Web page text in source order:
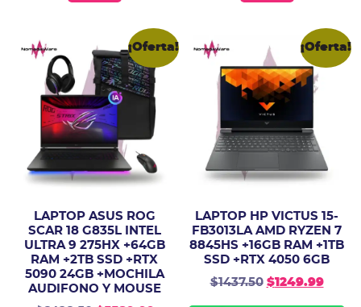
¡Oferta!
LAPTOP ASUS ROG
SCAR 18 G835L INTEL
ULTRA 9 275HX +64GB
RAM +2TB SSD +RTX
5090 24GB +MOCHILA
AUDIFONO Y MOUSE
¡Oferta!
LAPTOP HP VICTUS 15-
FB3013LA AMD RYZEN 7
8845HS +16GB RAM +1TB
SSD +RTX 4050 6GB
$1437.50 $1249.99